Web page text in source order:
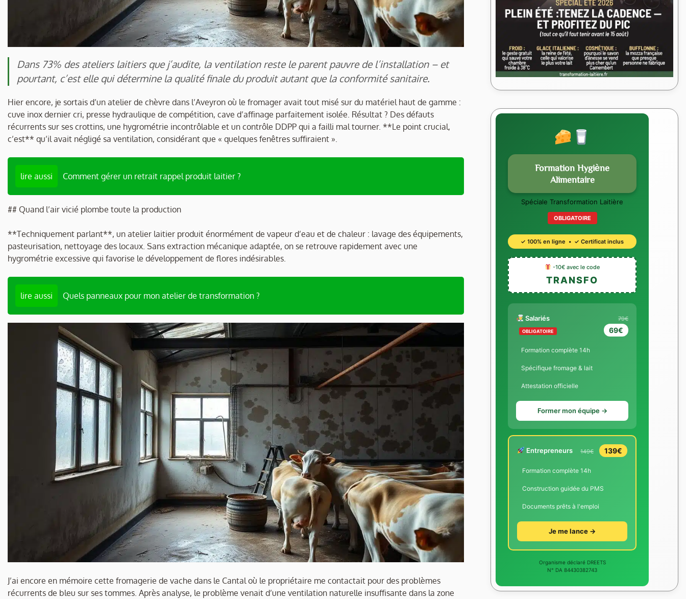
Dans 73% des ateliers laitiers que j’audite, la ventilation reste le parent pauvre de l’installation – et
pourtant, c’est elle qui détermine la qualité finale du produit autant que la conformité sanitaire.
Hier encore, je sortais d’un atelier de chèvre dans l’Aveyron où le fromager avait tout misé sur du matériel haut de gamme :
cuve inox dernier cri, presse hydraulique de compétition, cave d’affinage parfaitement isolée. Résultat ? Des défauts
récurrents sur ses crottins, une hygrométrie incontrôlable et un contrôle DDPP qui a failli mal tourner. **Le point crucial,
c’est** qu’il avait négligé sa ventilation, considérant que « quelques fenêtres suffiraient ».
lire aussi Comment gérer un retrait rappel produit laitier ?
## Quand l’air vicié plombe toute la production
**Techniquement parlant**, un atelier laitier produit énormément de vapeur d’eau et de chaleur : lavage des équipements,
pasteurisation, nettoyage des locaux. Sans extraction mécanique adaptée, on se retrouve rapidement avec une
hygrométrie excessive qui favorise le développement de flores indésirables.
lire aussi Quels panneaux pour mon atelier de transformation ?
J’ai encore en mémoire cette fromagerie de vache dans le Cantal où le propriétaire me contactait pour des problèmes
récurrents de bleu sur ses tommes. Après analyse, le problème venait d’une ventilation naturelle insuffisante dans la zone
Formation Hygiène
Alimentaire
Spéciale Transformation Laitière
OBLIGATOIRE
✓ 100% en ligne • ✓ Certificat inclus
-10€ avec le code
TRANSFO
Salariés
OBLIGATOIRE
79€
69€
Formation complète 14h
Spécifique fromage & lait
Attestation officielle
Former mon équipe →
Entrepreneurs 149€ 139€
Formation complète 14h
Construction guidée du PMS
Documents prêts à l'emploi
Je me lance →
Organisme déclaré DREETS
N° DA 84430382743